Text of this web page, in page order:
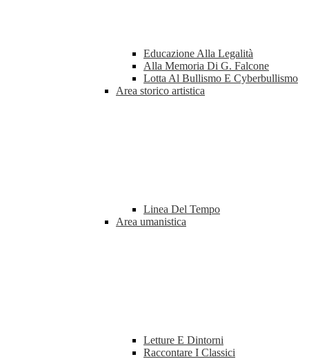
Educazione Alla Legalità
Alla Memoria Di G. Falcone
Lotta Al Bullismo E Cyberbullismo
Area storico artistica
Linea Del Tempo
Area umanistica
Letture E Dintorni
Raccontare I Classici